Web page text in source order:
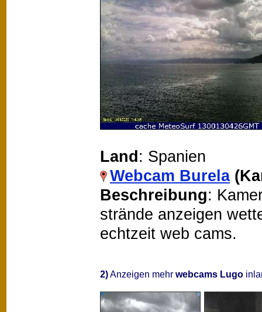
Land: Spanien
Webcam Burela
Beschreibung:
strände anzeigen
echtzeit web cams.
2)Anzeigen mehr webcams Lugo